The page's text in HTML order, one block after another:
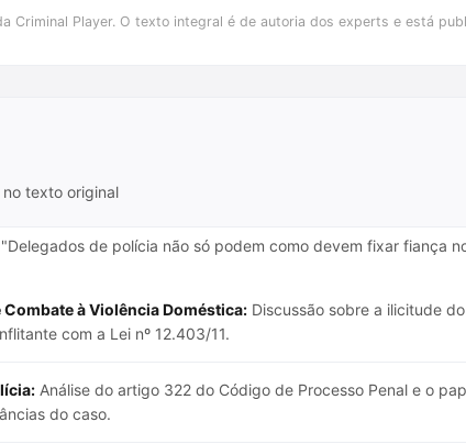
Criminal Player. O texto integral é de autoria dos experts e está
texto original
de polícia não só podem como devem fixar fiança
à Violência Doméstica: Discussão sobre a ilicitude
com a Lei nº 12.403/11.
Análise do artigo 322 do Código de Processo Penal e o
do caso.